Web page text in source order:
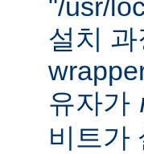
"/usr/
설치 과
유자가
비트가